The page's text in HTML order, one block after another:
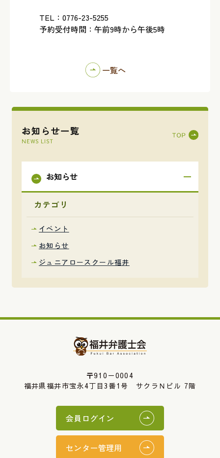
お知らせ一覧
NEWS LIST
お知らせ
カテゴリ
イベント
お知らせ
ジュニアロースクール福井
TEL：0776-23-5255
予約受付時間：午前9時から午後5時
一覧へ
〒910－0004
福井県福井市宝永4丁目3番1号 サクラＮビル 7階
会員ログイン
センター管理用